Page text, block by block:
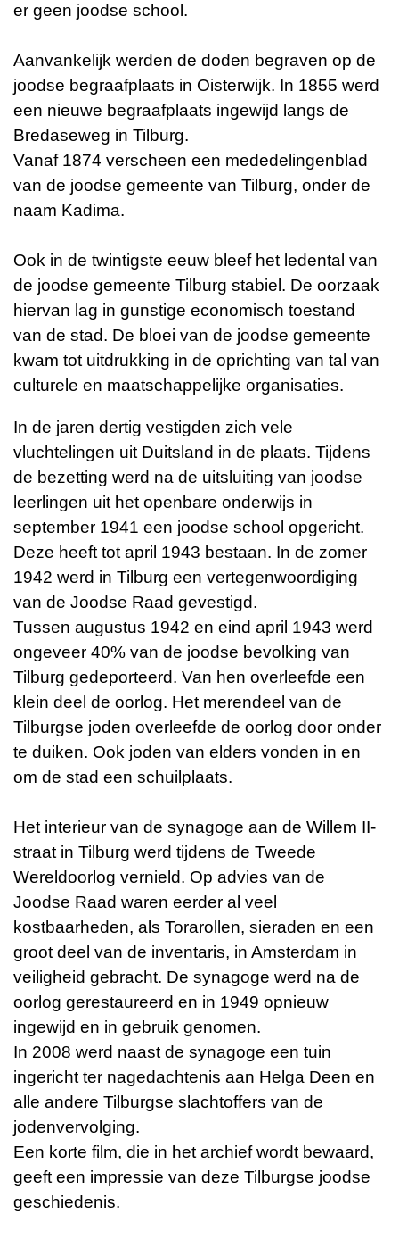
er geen joodse school.
Aanvankelijk werden de doden begraven op de
joodse begraafplaats in Oisterwijk. In 1855 werd
een nieuwe begraafplaats ingewijd langs de
Bredaseweg in Tilburg.
Vanaf 1874 verscheen een mededelingenblad
van de joodse gemeente van Tilburg, onder de
naam Kadima.
Ook in de twintigste eeuw bleef het ledental van
de joodse gemeente Tilburg stabiel. De oorzaak
hiervan lag in gunstige economisch toestand
van de stad. De bloei van de joodse gemeente
kwam tot uitdrukking in de oprichting van tal van
culturele en maatschappelijke organisaties.
In de jaren dertig vestigden zich vele
vluchtelingen uit Duitsland in de plaats. Tijdens
de bezetting werd na de uitsluiting van joodse
leerlingen uit het openbare onderwijs in
september 1941 een joodse school opgericht.
Deze heeft tot april 1943 bestaan. In de zomer
1942 werd in Tilburg een vertegenwoordiging
van de Joodse Raad gevestigd.
Tussen augustus 1942 en eind april 1943 werd
ongeveer 40% van de joodse bevolking van
Tilburg gedeporteerd. Van hen overleefde een
klein deel de oorlog. Het merendeel van de
Tilburgse joden overleefde de oorlog door onder
te duiken. Ook joden van elders vonden in en
om de stad een schuilplaats.
Het interieur van de synagoge aan de Willem II-
straat in Tilburg werd tijdens de Tweede
Wereldoorlog vernield. Op advies van de
Joodse Raad waren eerder al veel
kostbaarheden, als Torarollen, sieraden en een
groot deel van de inventaris, in Amsterdam in
veiligheid gebracht. De synagoge werd na de
oorlog gerestaureerd en in 1949 opnieuw
ingewijd en in gebruik genomen.
In 2008 werd naast de synagoge een tuin
ingericht ter nagedachtenis aan Helga Deen en
alle andere Tilburgse slachtoffers van de
jodenvervolging.
Een korte film, die in het archief wordt bewaard,
geeft een impressie van deze Tilburgse joodse
geschiedenis.